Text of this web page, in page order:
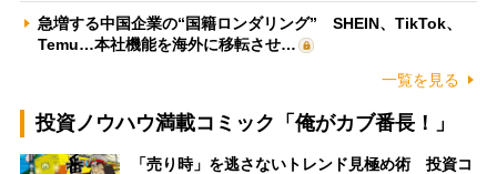
急増する中国企業の“国籍ロンダリング” SHEIN、TikTok、
Temu…本社機能を海外に移転させ…
一覧を見る
投資ノウハウ満載コミック「俺がカブ番長！」
「売り時」を逃さないトレンド見極め術 投資コ